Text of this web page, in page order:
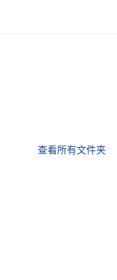
查看所有文件夹